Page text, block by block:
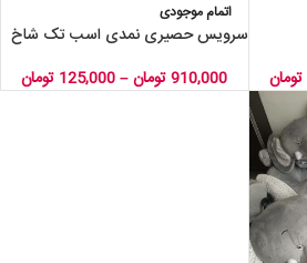
تومان
اتمام موجودی
سرویس حصیری نمدی اسب تک شاخ
910,000تومان–
125,000 تومان